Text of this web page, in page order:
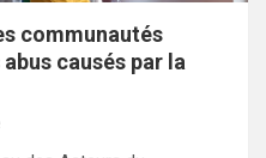
communautés
causés par la